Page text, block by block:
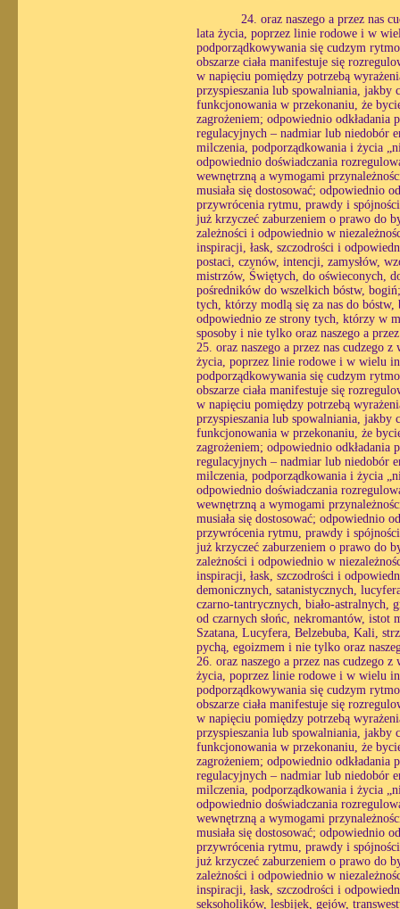
24. oraz naszego a przez nas
lata życia, poprzez linie rodowe i w
podporządkowywania się cudzym
obszarze ciała manifestuje się
w napięciu pomiędzy potrzebą
przyspieszania lub spowalniania, jakby
funkcjonowania w przekonaniu, że
zagrożeniem; odpowiednio odkładania
regulacyjnych – nadmiar lub niedobór
milczenia, podporządkowania i życia
odpowiednio doświadczania
wewnętrzną a wymogami
musiała się dostosować; odpowiednio
przywrócenia rytmu, prawdy i
już krzyczeć zaburzeniem o prawo do
zależności i odpowiednio w
inspiracji, łask, szczodrości i
postaci, czynów, intencji, zamysłów,
mistrzów, Świętych, do oświeconych,
pośredników do wszelkich bóstw,
tych, którzy modlą się za nas do
odpowiednio ze strony tych, którzy w
sposoby i nie tylko oraz naszego a
25. oraz naszego a przez nas cudzego
życia, poprzez linie rodowe i w wielu
podporządkowywania się cudzym
obszarze ciała manifestuje się
w napięciu pomiędzy potrzebą
przyspieszania lub spowalniania, jakby
funkcjonowania w przekonaniu, że
zagrożeniem; odpowiednio odkładania
regulacyjnych – nadmiar lub niedobór
milczenia, podporządkowania i życia
odpowiednio doświadczania
wewnętrzną a wymogami
musiała się dostosować; odpowiednio
przywrócenia rytmu, prawdy i
już krzyczeć zaburzeniem o prawo do
zależności i odpowiednio w
inspiracji, łask, szczodrości i
demonicznych, satanistycznych,
czarno-tantrycznych, biało-astralnych,
od czarnych słońc, nekromantów, istot
Szatana, Lucyfera, Belzebuba, Kali,
pychą, egoizmem i nie tylko oraz
26. oraz naszego a przez nas cudzego
życia, poprzez linie rodowe i w wielu
podporządkowywania się cudzym
obszarze ciała manifestuje się
w napięciu pomiędzy potrzebą
przyspieszania lub spowalniania, jakby
funkcjonowania w przekonaniu, że
zagrożeniem; odpowiednio odkładania
regulacyjnych – nadmiar lub niedobór
milczenia, podporządkowania i życia
odpowiednio doświadczania
wewnętrzną a wymogami
musiała się dostosować; odpowiednio
przywrócenia rytmu, prawdy i
już krzyczeć zaburzeniem o prawo do
zależności i odpowiednio w
inspiracji, łask, szczodrości i
seksoholików, lesbijek, gejów,